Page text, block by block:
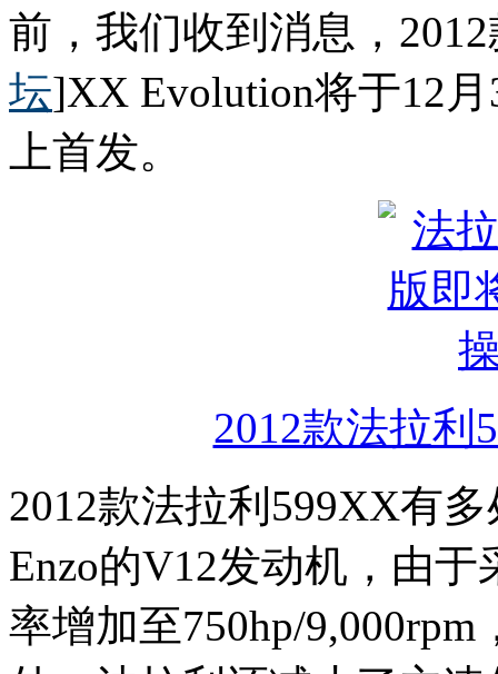
前，我们收到消息，
坛]XX Evolution将于12
上首发。
2012款法拉利
2012款法拉利599XX有
Enzo的V12发动机，由
率增加至750hp/